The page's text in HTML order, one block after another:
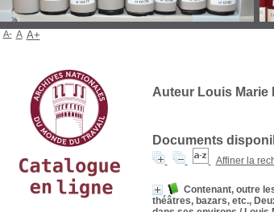
Auteur Louis Marie
Documents
Affiner la
Contenant, outre
théâtres, bazars, etc.,
A- A A+